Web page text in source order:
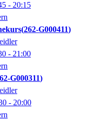
- 20:15
262-G000411
- 21:00
G000311
- 20:00